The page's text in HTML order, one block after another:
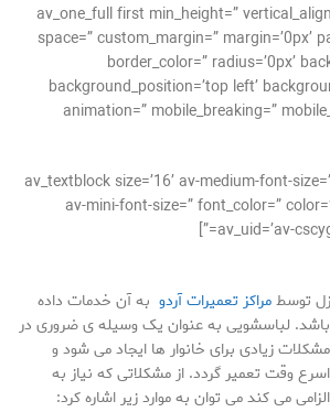
[/av_one_full][av_one_full first min_height=”
space=” custom_margin=” margin=’0px’
border_color=” radius=’0px’
background_position=’top left’
animation=” mobile_breaking=”
[av_textblock size=’16’ av-medium-font-
av-mini-font-size=” font_color=”
av_uid=’av-
توسطمراکز تعمیرات آردو به آن خدمات داده
لباسشویی به عنوان یک وسیله ی ضروری در
زیادی برای خانوار ها ایجاد می شود و
اسرع وقت تعمیر گردد. از مشکلاتی که نیاز به
می کند می توان به موارد زیر اشاره کرد: